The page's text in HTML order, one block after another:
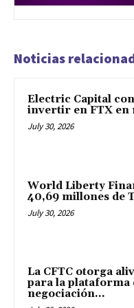
Noticias
Electric Capital
invertir en FTX en
July 30, 2026
World Liberty
40,69 millones de
July 30, 2026
La CFTC otorga
para la plataforma
negociación...